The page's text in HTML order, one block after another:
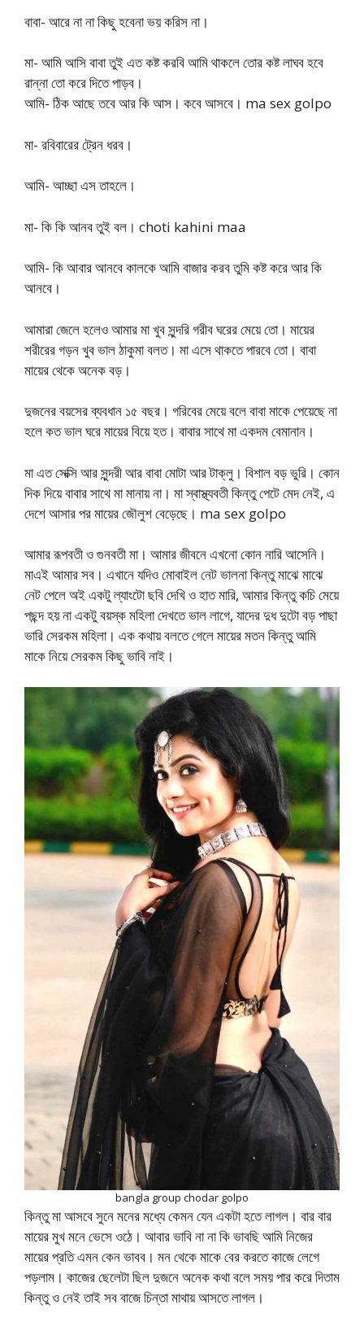
বাবা- আরে না না কিছু হবেনা ভয় করিস না।
মা- আমি আসি বাবা তুই এত কষ্ট করবি আমি থাকলে তোর কষ্ট লাঘব হবে
রান্না তো করে দিতে পাড়ব।
আমি- ঠিক আছে তবে আর কি আস। কবে আসবে। ma sex golpo
মা- রবিবারের ট্রেন ধরব।
আমি- আচ্ছা এস তাহলে।
মা- কি কি আনব তুই বল। choti kahini maa
আমি- কি আবার আনবে কালকে আমি বাজার করব তুমি কষ্ট করে আর কি
আনবে।
আমারা জেলে হলেও আমার মা খুব সুন্দরি গরীব ঘরের মেয়ে তো। মায়ের
শরীরের গড়ন খুব ভাল ঠাকুমা বলত। মা এসে থাকতে পারবে তো। বাবা
মায়ের থেকে অনেক বড়।
দুজনের বয়সের ব্যবধান ১৫ বছর। গরিবের মেয়ে বলে বাবা মাকে পেয়েছে না
হলে কত ভাল ঘরে মায়ের বিয়ে হত। বাবার সাথে মা একদম বেমানান।
মা এত সেক্সি আর সুন্দরী আর বাবা মোটা আর টাক্লু। বিশাল বড় ভুরি। কোন
দিক দিয়ে বাবার সাথে মা মানায় না। মা স্বাস্থ্যবতী কিন্তু পেটে মেদ নেই, এ
দেশে আসার পর মায়ের জৌলুশ বেড়েছে। ma sex golpo
আমার রূপবতী ও গুনবতী মা। আমার জীবনে এখনো কোন নারি আসেনি।
মাএই আমার সব। এখানে যদিও মোবাইল নেট ভালনা কিন্তু মাঝে মাঝে
নেট পেলে অই একটু ল্যাংটো ছবি দেখি ও হাত মারি, আমার কিন্তু কচি মেয়ে
পছন্দ হয় না একটু বয়স্ক মহিলা দেখতে ভাল লাগে, যাদের দুধ দুটো বড় পাছা
ভারি সেরকম মহিলা। এক কথায় বলতে গেলে মায়ের মতন কিন্তু আমি
মাকে নিয়ে সেরকম কিছু ভাবি নাই।
bangla group chodar golpo
কিন্তু মা আসবে সুনে মনের মধ্যে কেমন যেন একটা হতে লাগল। বার বার
মায়ের মুখ মনে ভেসে ওঠে। আবার ভাবি না না কি ভাবছি আমি নিজের
মায়ের প্রতি এমন কেন ভাবব। মন থেকে মাকে বের করতে কাজে লেগে
পড়লাম। কাজের ছেলেটা ছিল দুজনে অনেক কথা বলে সময় পার করে দিতাম
কিন্তু ও নেই তাই সব বাজে চিন্তা মাথায় আসতে লাগল।